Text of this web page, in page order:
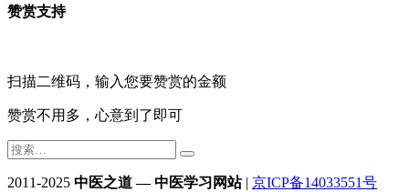
赞赏支持
扫描二维码，输入您要赞赏的金额
赞赏不用多，心意到了即可
2011-2025 中医之道 — 中医学习网站| 京ICP备14033551号